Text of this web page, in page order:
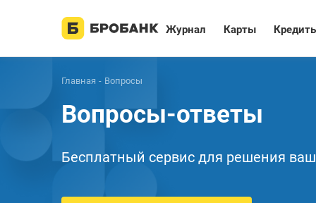
Журнал Карты
Главная Вопросы
Вопросы-ответы
Бесплатный сервис для решения